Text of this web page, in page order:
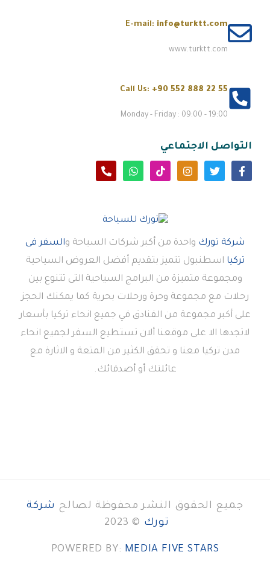
E-mail: info@turktt.com
www.turktt.com
Call Us: +90 552 888 22 55
Monday - Friday : 09:00 - 19:00
التواصل الاجتماعي
شركة تورك واحدة من أكبر شركات السياحة والسفر فى
تركيا اسطنبول تتميز بتقديم أفضل العروض السياحية
ومجموعة متميزة من البرامج السياحية التى تتنوع بين
رحلات مع مجموعة وحرة ورحلات بحرية كما يمكنك الحجز
على أكبر مجموعة من الفنادق في جميع انحاء تركيا بأسعار
لاتجدها الا على موقعنا ألان تستطيع السفر لجميع انحاء
مدن تركيا معنا و تحقق الكثير من المتعة و الاثارة مع
عائلتك أو أصدقائك.
جميع الحقوق النشر محفوظة لصالح شركة
تورك © 2023
POWERED BY: MEDIA FIVE STARS